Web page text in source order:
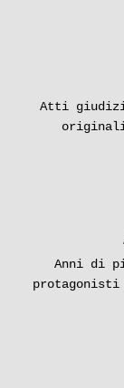
Atti
Anni di
protagonisti